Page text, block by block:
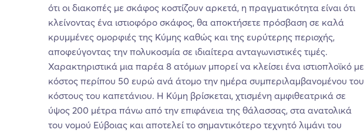
ότι οι διακοπές με σκάφος κοστίζουν αρκετά, η πραγματικότητα είναι ότι
κλείνοντας ένα ιστιοφόρο σκάφος, θα αποκτήσετε πρόσβαση σε καλά
κρυμμένες ομορφιές της Κύμης καθώς και της ευρύτερης περιοχής,
αποφεύγοντας την πολυκοσμία σε ιδιαίτερα ανταγωνιστικές τιμές.
Χαρακτηριστικά μια παρέα 8 ατόμων μπορεί να κλείσει ένα ιστιοπλοϊκό με
κόστος περίπου 50 ευρώ ανά άτομο την ημέρα συμπεριλαμβανομένου του
κόστους του καπετάνιου. Η Κύμη βρίσκεται, χτισμένη αμφιθεατρικά σε
ύψος 200 μέτρα πάνω από την επιφάνεια της θάλασσας, στα ανατολικά
του νομού Εύβοιας και αποτελεί το σημαντικότερο τεχνητό λιμάνι του